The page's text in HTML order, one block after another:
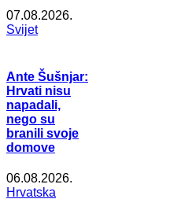
07.08.2026.
Svijet
Ante Šušnjar:
Hrvati nisu
napadali,
nego su
branili svoje
domove
06.08.2026.
Hrvatska